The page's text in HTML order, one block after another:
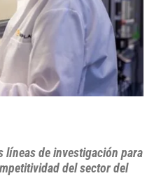
líneas de investigación para
del sector del